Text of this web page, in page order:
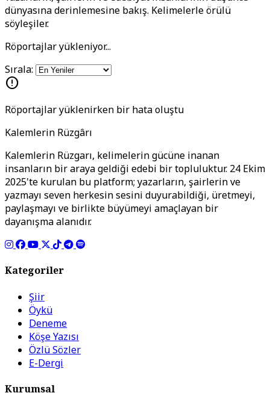
dünyasına derinlemesine bakış. Kelimelerle örülü
söyleşiler.
Röportajlar yükleniyor...
Sırala:
error
Röportajlar yüklenirken bir hata oluştu
Kalemlerin Rüzgârı
Kalemlerin Rüzgarı, kelimelerin gücüne inanan
insanların bir araya geldiği edebi bir topluluktur. 24 Ekim
2025'te kurulan bu platform; yazarların, şairlerin ve
yazmayı seven herkesin sesini duyurabildiği, üretmeyi,
paylaşmayı ve birlikte büyümeyi amaçlayan bir
dayanışma alanıdır.
Kategoriler
Şiir
Öykü
Deneme
Köşe Yazısı
Özlü Sözler
E-Dergi
Kurumsal